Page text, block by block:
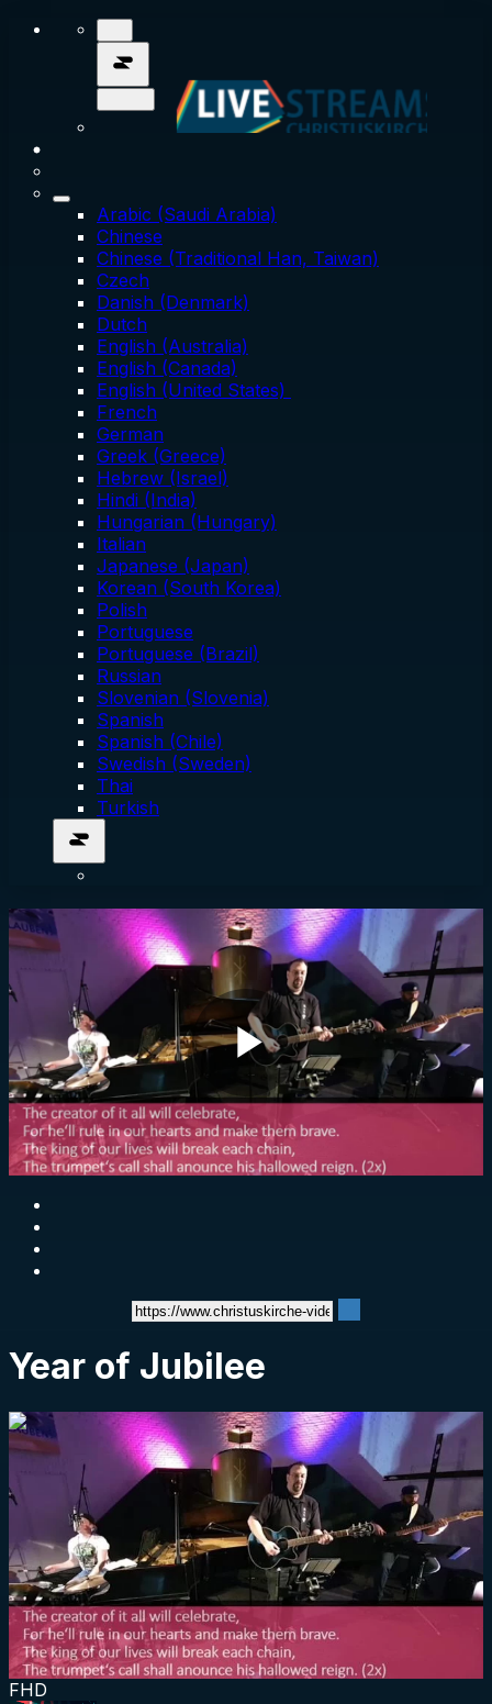
Arabic (Saudi Arabia)
Chinese
Chinese (Traditional Han, Taiwan)
Czech
Danish (Denmark)
Dutch
English (Australia)
English (Canada)
English (United States)
French
German
Greek (Greece)
Hebrew (Israel)
Hindi (India)
Hungarian (Hungary)
Italian
Japanese (Japan)
Korean (South Korea)
Polish
Portuguese
Portuguese (Brazil)
Russian
Slovenian (Slovenia)
Spanish
Spanish (Chile)
Swedish (Sweden)
Thai
Turkish
Play
Year of Jubilee
0:06:00
FHD